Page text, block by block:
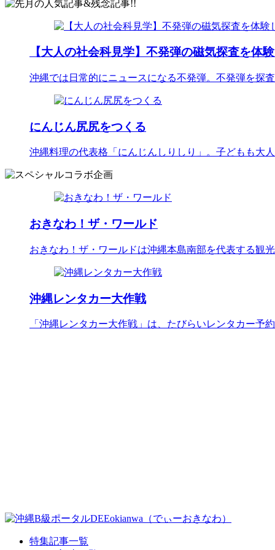
【大人の社会科見学】不発弾の磁気探査を体
沖縄では日常的にニュースになる不発弾。不発弾を探
にんじん尻尻をつくる
沖縄料理の代表格「にんじんしりしり」。子どもも大
おきなわ！ザ・ワールド
おきなわ！ザ・ワールドは沖縄本島南部を代表する観
沖縄レンタカー大作戦
「沖縄レンタカー大作戦」は、たびらいレンタカー
特集記事一覧